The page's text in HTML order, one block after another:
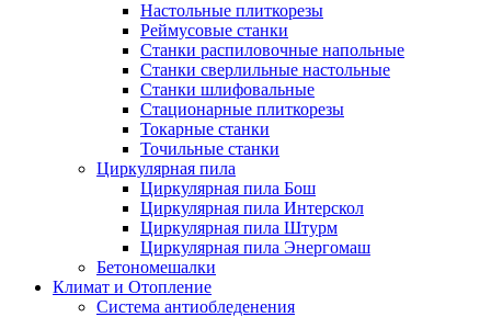
Настольные плиткорезы
Реймусовые станки
Станки распиловочные напольные
Станки сверлильные настольные
Станки шлифовальные
Стационарные плиткорезы
Токарные станки
Точильные станки
Циркулярная пила
Циркулярная пила Бош
Циркулярная пила Интерскол
Циркулярная пила Штурм
Циркулярная пила Энергомаш
Бетономешалки
Климат и Отопление
Система антиобледенения